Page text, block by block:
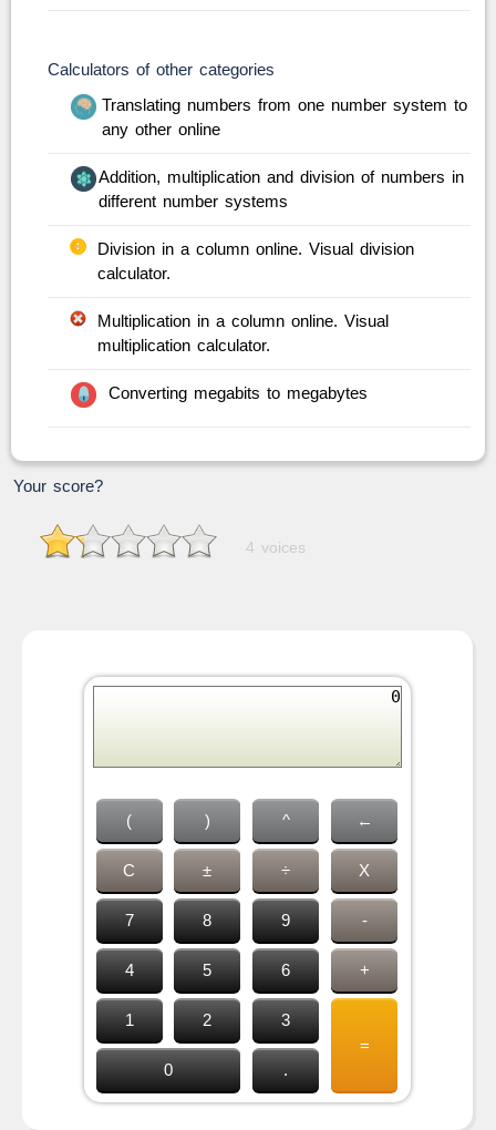
Calculators of other categories
Translating numbers from one number system to
any other online
Addition, multiplication and division of numbers in
different number systems
Division in a column online. Visual division
calculator.
Multiplication in a column online. Visual
multiplication calculator.
Converting megabits to megabytes
Your score?
4 voices
( ) ^ ←
C ± ÷ X
7 8 9 -
4 5 6 +
1 2
3
=
0
.